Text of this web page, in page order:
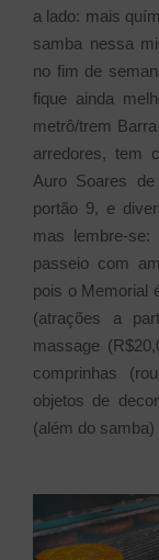
a lado: mais
samba nessa
no fim de
fique ainda
metrô/trem
arredores, tem
Auro Soares
portão 9, e
mas lembre-
passeio com
pois o Memorial
(atrações a
massage
comprinhas
objetos de
(além do samba)